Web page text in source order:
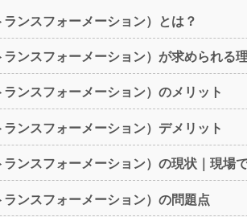
ンスフォーメーション）とは？
ンスフォーメーション）が求められる
ンスフォーメーション）のメリット
ンスフォーメーション）デメリット
ンスフォーメーション）の現状｜現場
ンスフォーメーション）の問題点